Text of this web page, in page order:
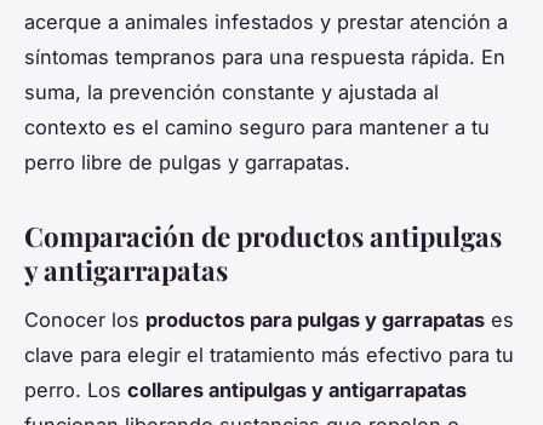
acerque a animales infestados y prestar atención a
síntomas tempranos para una respuesta rápida. En
suma, la prevención constante y ajustada al
contexto es el camino seguro para mantener a tu
perro libre de pulgas y garrapatas.
Comparación de productos antipulgas
y antigarrapatas
Conocer los productos para pulgas y garrapatas es
clave para elegir el tratamiento más efectivo para tu
perro. Los collares antipulgas y antigarrapatas